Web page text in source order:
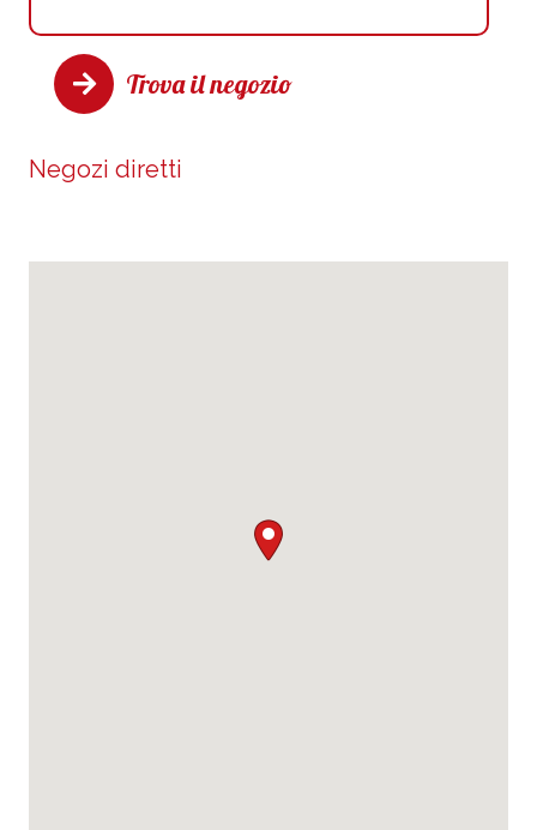
Trova il negozio
Negozi diretti